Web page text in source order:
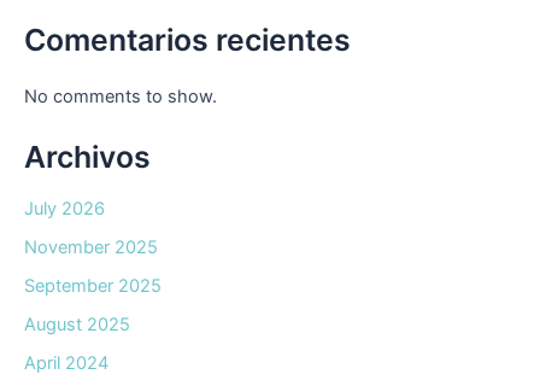
Comentarios recientes
No comments to show.
Archivos
July 2026
November 2025
September 2025
August 2025
April 2024